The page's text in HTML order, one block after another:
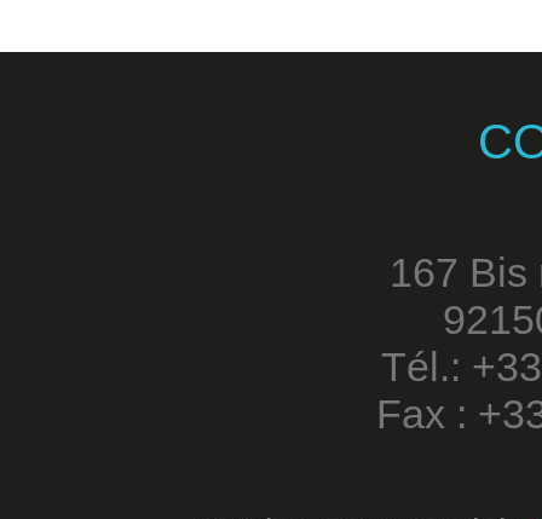
167 Bis
Tél.:
Fax :